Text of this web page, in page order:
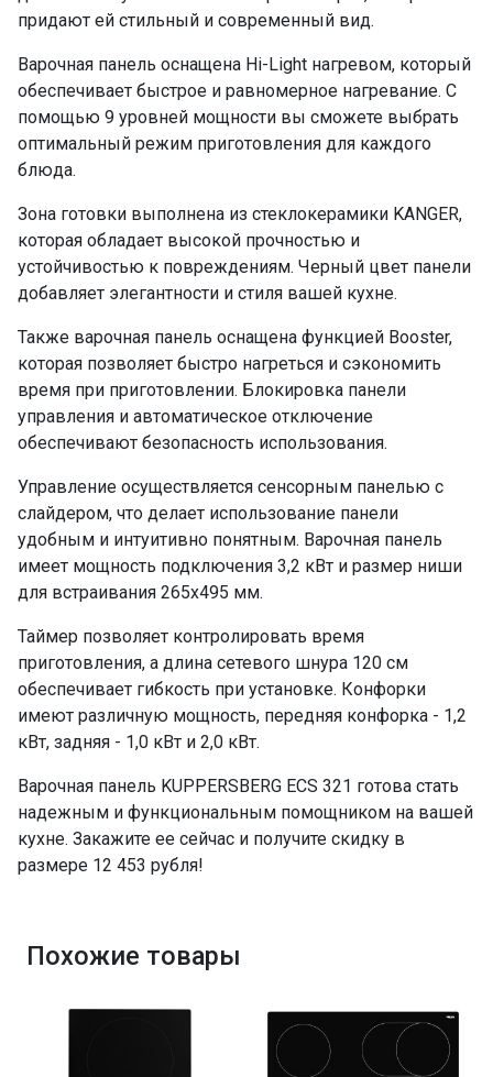
придают ей стильный и современный вид.
Варочная панель оснащена Hi-Light нагревом, который
обеспечивает быстрое и равномерное нагревание. С
помощью 9 уровней мощности вы сможете выбрать
оптимальный режим приготовления для каждого
блюда.
Зона готовки выполнена из стеклокерамики KANGER,
которая обладает высокой прочностью и
устойчивостью к повреждениям. Черный цвет панели
добавляет элегантности и стиля вашей кухне.
Также варочная панель оснащена функцией Booster,
которая позволяет быстро нагреться и сэкономить
время при приготовлении. Блокировка панели
управления и автоматическое отключение
обеспечивают безопасность использования.
Управление осуществляется сенсорным панелью с
слайдером, что делает использование панели
удобным и интуитивно понятным. Варочная панель
имеет мощность подключения 3,2 кВт и размер ниши
для встраивания 265х495 мм.
Таймер позволяет контролировать время
приготовления, а длина сетевого шнура 120 см
обеспечивает гибкость при установке. Конфорки
имеют различную мощность, передняя конфорка - 1,2
кВт, задняя - 1,0 кВт и 2,0 кВт.
Варочная панель KUPPERSBERG ECS 321 готова стать
надежным и функциональным помощником на вашей
кухне. Закажите ее сейчас и получите скидку в
размере 12 453 рубля!
Похожие товары